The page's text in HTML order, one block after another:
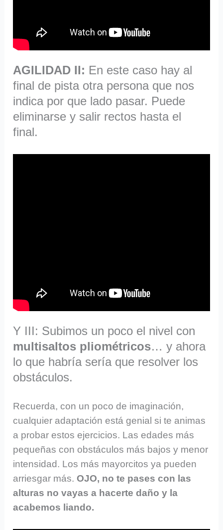
AGILIDAD II: En este caso hay al
final de pista otra persona que nos
indica por que lado pasar. Puede
eliminarse y salir rectos hasta el
final.
Y III: Subimos un poco el nivel con
multisaltos pliométricos… y ahora
lo que habría sería que resolver los
obstáculos.
Recuerda, con un poco de imaginación,
cualquier adaptación está genial si te animas
a probar estos ejercicios. Las edades más
pequeñas con obstáculos más bajos y menor
intensidad. Los más mayorcitos ya pueden
arriesgar más.OJO, no te pases con las
alturas no vayas a hacerte daño y la
acabemos liando.